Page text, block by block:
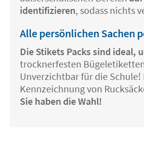
identifizieren, sodass nichts
Alle persönlichen Sachen
Die Stikets Packs sind ideal,
trocknerfesten
Unverzichtbar für die
Kennzeichnung von
Sie haben die Wahl!